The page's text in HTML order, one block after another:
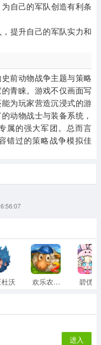
自己的军队创造有利条
提升自己的军队实力和
前动物战争主题与策略
青睐。游戏不仅画面写
为玩家营造沉浸式的游
动物战士与装备系统，
属的强大军团。总而言
错过的策略战争模拟佳
沃 欢乐农场2中文版
进入